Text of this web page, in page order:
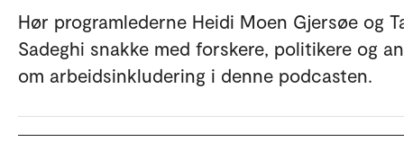
Hør programlederne Heidi Moen Gjersøe og
Sadeghi snakke med forskere, politikere og
om arbeidsinkludering i denne podcasten.